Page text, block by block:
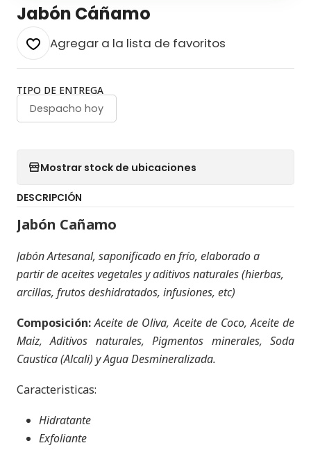
Jabón Cáñamo
Agregar a la lista de favoritos
TIPO DE ENTREGA
Despacho hoy
Mostrar stock de ubicaciones
DESCRIPCIÓN
Jabón Cañamo
Jabón Artesanal, saponificado en frío, elaborado a
partir de aceites vegetales y aditivos naturales (hierbas,
arcillas, frutos deshidratados, infusiones, etc)
Composición:Aceite de Oliva, Aceite de Coco, Aceite de
Maiz, Aditivos naturales, Pigmentos minerales, Soda
Caustica (Alcali) y Agua Desmineralizada.
Caracteristicas:
Hidratante
Exfoliante